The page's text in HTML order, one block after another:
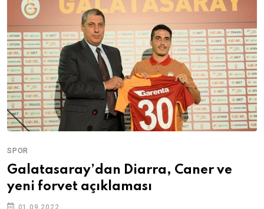
SPOR
Galatasaray’dan Diarra, Caner ve
yeni forvet açıklaması